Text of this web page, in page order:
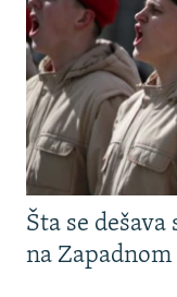
Šta se
na Zapadnom